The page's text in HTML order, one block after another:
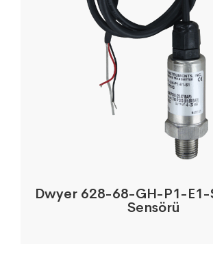
Dwyer 628-68-GH-P1-E1-
Sensörü